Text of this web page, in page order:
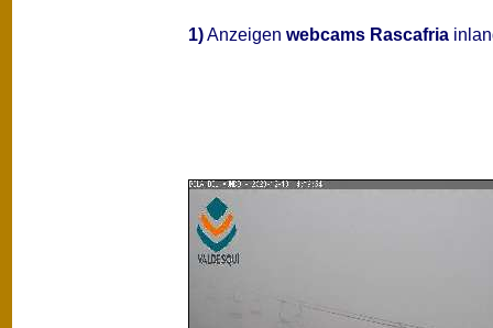
1)Anzeigen webcams Rascafria